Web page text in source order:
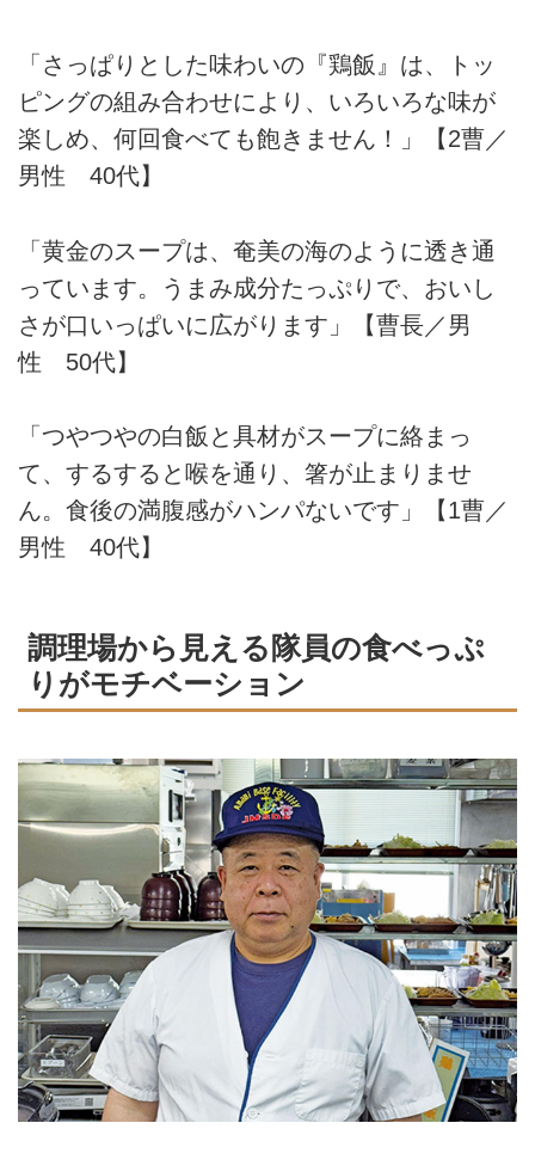
「さっぱりとした味わいの『鶏飯』は、トッ
ピングの組み合わせにより、いろいろな味が
楽しめ、何回食べても飽きません！」【2曹／
男性 40代】
「黄金のスープは、奄美の海のように透き通
っています。うまみ成分たっぷりで、おいし
さが口いっぱいに広がります」【曹長／男
性 50代】
「つやつやの白飯と具材がスープに絡まっ
て、するすると喉を通り、箸が止まりませ
ん。食後の満腹感がハンパないです」【1曹／
男性 40代】
調理場から見える隊員の食べっぷ
りがモチベーション